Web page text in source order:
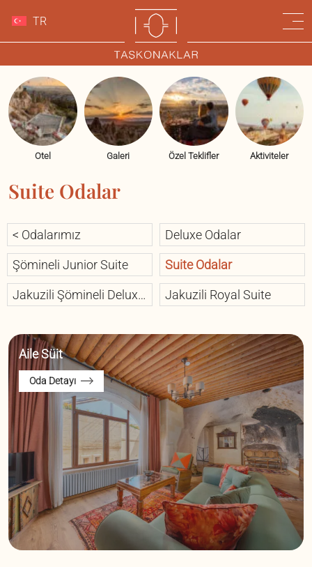
TR
Otel Galeri Özel Teklifler Aktiviteler
Suite Odalar
< Odalarımız Deluxe Odalar
Şömineli Junior Suite Suite Odalar
Jakuzili Şömineli Deluxe
Jakuzili Royal Suite
Aile Süit
Oda Detayı